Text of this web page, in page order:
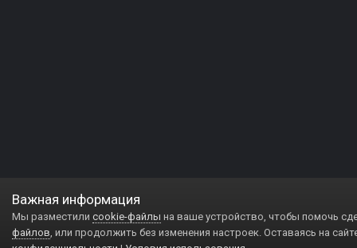
Важная информация
Мы разместили cookie-файлы на ваше устройство, чтобы помочь
файлов, или продолжить без изменения настроек. Оставаясь на